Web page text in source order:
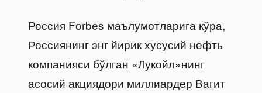
Россия Forbes маълумотларига кўра,
Россиянинг энг йирик хусусий нефть
компанияси бўлган «Лукойл»нинг
асосий акциядори миллиардер Вагит